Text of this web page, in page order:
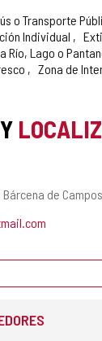
o Transporte
Individual
Río, Lago o
Zona de
Bárcena de Campos.